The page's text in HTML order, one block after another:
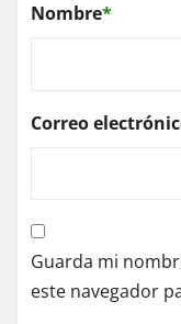
Nombre*
Correo
Guarda mi
este navegador